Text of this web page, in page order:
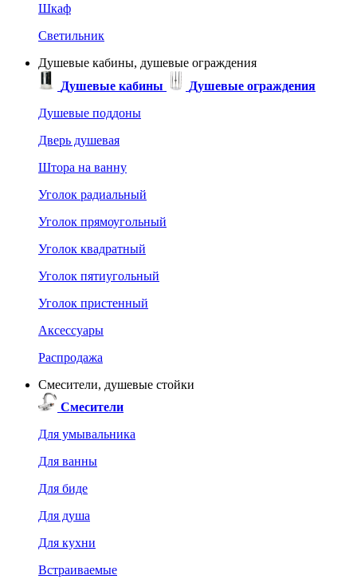
Шкаф
Светильник
Душевые кабины, душевые ограждения
Душевые кабины
Душевые ограждения
Душевые поддоны
Дверь душевая
Штора на ванну
Уголок радиальный
Уголок прямоугольный
Уголок квадратный
Уголок пятиугольный
Уголок пристенный
Аксессуары
Распродажа
Смесители, душевые стойки
Смесители
Для умывальника
Для ванны
Для биде
Для душа
Для кухни
Встраиваемые